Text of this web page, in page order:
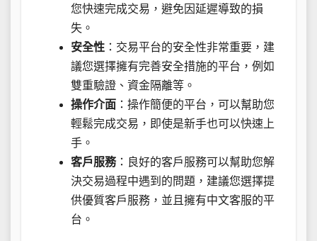
您快速完成交易，避免因延遲導致的損
失。
安全性 ：交易平台的安全性非常重要，建
議您選擇擁有完善安全措施的平台，例如
雙重驗證、資金隔離等。
操作介面 ：操作簡便的平台，可以幫助您
輕鬆完成交易，即使是新手也可以快速上
手。
客戶服務：良好的客戶服務可以幫助您解
決交易過程中遇到的問題，建議您選擇提
供優質客戶服務，並且擁有中文客服的平
台。